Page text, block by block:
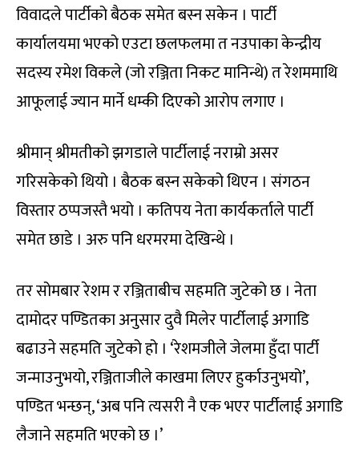
विवादले पार्टीको बैठक समेत बस्न सकेन । पार्टी
कार्यालयमा भएको एउटा छलफलमा त नउपाका केन्द्रीय
सदस्य रमेश विकले (जो रञ्जिता निकट मानिन्थे) त रेशममाथि
आफूलाई ज्यान मार्ने धम्की दिएको आरोप लगाए ।
श्रीमान् श्रीमतीको झगडाले पार्टीलाई नराम्रो असर
गरिसकेको थियो । बैठक बस्न सकेको थिएन । संगठन
विस्तार ठप्पजस्तै भयो । कतिपय नेता कार्यकर्ताले पार्टी
समेत छाडे । अरु पनि धरमरमा देखिन्थे ।
तर सोमबार रेशम र रञ्जिताबीच सहमति जुटेको छ । नेता
दामोदर पण्डितका अनुसार दुवै मिलेर पार्टीलाई अगाडि
बढाउने सहमति जुटेको हो । ‘रेशमजीले जेलमा हुँदा पार्टी
जन्माउनुभयो, रञ्जिताजीले काखमा लिएर हुर्काउनुभयो’,
पण्डित भन्छन्, ‘अब पनि त्यसरी नै एक भएर पार्टीलाई अगाडि
लैजाने सहमति भएको छ ।’